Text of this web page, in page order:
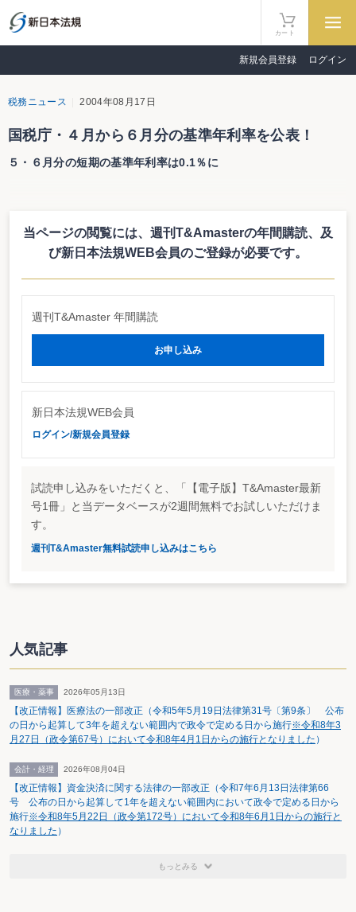
カート
新規会員登録 ログイン
税務ニュース 2004年08月17日
国税庁・４月から６月分の基準年利率を公表！
５・６月分の短期の基準年利率は0.1％に
基準年利率が定められている。５、６月分の短期の基準年利率については、
「0.1％」となっている。
従来、基準年利率については、3.0％であったが、現在は、短期、中期、長
当ページの閲覧には、週刊T&Amasterの年間購読、 及
び新日本法規WEB会員のご登録が必要です。
週刊T&Amaster 年間購読
お申し込み
新日本法規WEB会員
ログイン/新規会員登録
試読申し込みをいただくと、「【電子版】T&Amaster最新
号1冊」と当データベースが2週間無料でお試しいただけま
す。
週刊T&Amaster無料試読申し込みはこちら
人気記事
医療・薬事 2026年05月13日
【改正情報】医療法の一部改正（令和5年5月19日法律第31号〔第9条〕 公布
の日から起算して3年を超えない範囲内で政令で定める日から施行※令和8年3
月27日（政令第67号）において令和8年4月1日からの施行となりました ）
会計・経理 2026年08月04日
【改正情報】資金決済に関する法律の一部改正（令和7年6月13日法律第66
号 公布の日から起算して1年を超えない範囲内において政令で定める日から
施行※令和8年5月22日（政令第172号）において令和8年6月1日からの施行と
なりました ）
もっとみる